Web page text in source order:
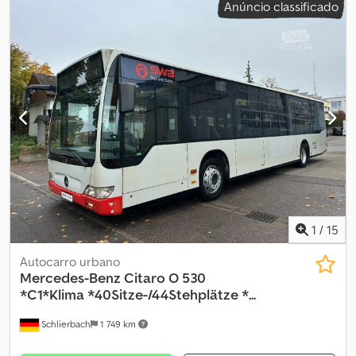
Limitadamente operacional! Desloca-se por conta própria com o
peças! • Euro 5 • Grande ar-condicionado de teto • 220 kW / 299
cv • Transmissão automática • Cilindrada 11.967 cm³ • Retarder •
ASR-ABS • 3 portas de entrada duplas • Vidros elétricos • Espelhos
retrovisores externos elétricos e aquecidos • 2 janelas
basculantes • Rampa para cadeira de rodas • 31 assentos • 57
lugares em pé - de particular - Ônibus urbano alemão Salvo erro
ou venda prévia.
Anúncio classificado
1 / 15
Schlierbach 1 749 km
Autocarro urbano
Mercedes-Benz Citaro O 530
*C1*Klima *40Sitze-/44Stehplätze *...